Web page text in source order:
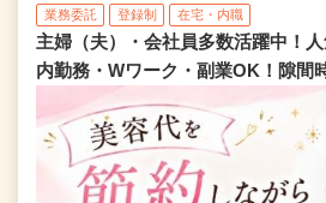
業務委託 登録制 在宅・内職
主婦（夫）・会社員多数活躍中！
内勤務・Wワーク・副業OK！隙間